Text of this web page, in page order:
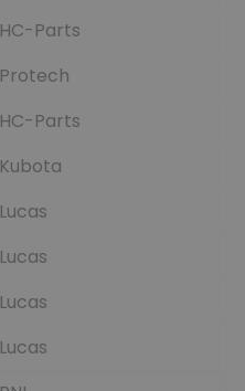
HC-Parts
Protech
HC-Parts
Kubota
Lucas
Lucas
Lucas
Lucas